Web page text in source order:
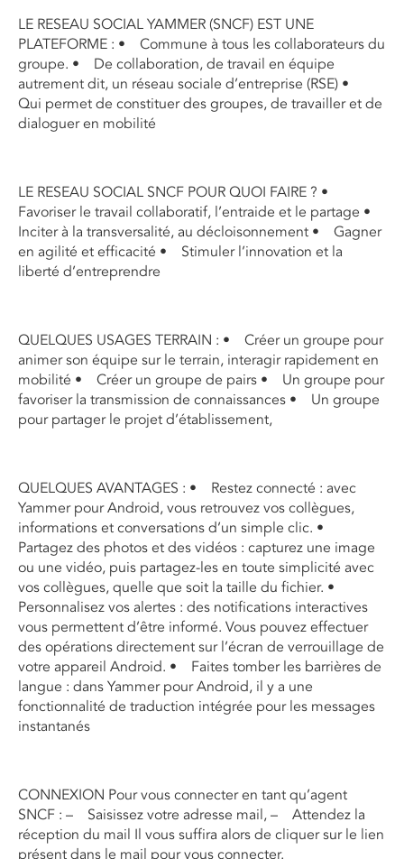
LE RESEAU SOCIAL YAMMER (SNCF) EST UNE
PLATEFORME : • Commune à tous les collaborateurs du
groupe. • De collaboration, de travail en équipe
autrement dit, un réseau sociale d’entreprise (RSE) •
Qui permet de constituer des groupes, de travailler et de
dialoguer en mobilité
LE RESEAU SOCIAL SNCF POUR QUOI FAIRE ? •
Favoriser le travail collaboratif, l’entraide et le partage •
Inciter à la transversalité, au décloisonnement • Gagner
en agilité et efficacité • Stimuler l’innovation et la
liberté d’entreprendre
QUELQUES USAGES TERRAIN : • Créer un groupe pour
animer son équipe sur le terrain, interagir rapidement en
mobilité • Créer un groupe de pairs • Un groupe pour
favoriser la transmission de connaissances • Un groupe
pour partager le projet d’établissement,
QUELQUES AVANTAGES : • Restez connecté : avec
Yammer pour Android, vous retrouvez vos collègues,
informations et conversations d’un simple clic. •
Partagez des photos et des vidéos : capturez une image
ou une vidéo, puis partagez-les en toute simplicité avec
vos collègues, quelle que soit la taille du fichier. •
Personnalisez vos alertes : des notifications interactives
vous permettent d’être informé. Vous pouvez effectuer
des opérations directement sur l’écran de verrouillage de
votre appareil Android. • Faites tomber les barrières de
langue : dans Yammer pour Android, il y a une
fonctionnalité de traduction intégrée pour les messages
instantanés
CONNEXION Pour vous connecter en tant qu’agent
SNCF : – Saisissez votre adresse mail, – Attendez la
réception du mail Il vous suffira alors de cliquer sur le lien
présent dans le mail pour vous connecter.